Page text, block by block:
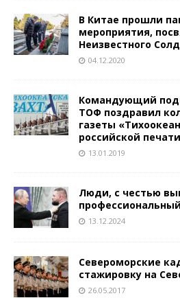
В Китае прошли
мероприятия,
Неизвестного
04.12.2020
Командующий
ТОФ поздравил
газеты
российской печати
13.01.2019
Люди, с честью
13.12.2024
Североморские
стажировку на
26.05.2017